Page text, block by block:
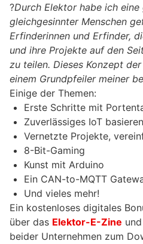
?Durch Elektor habe ich
gleichgesinnter Menschen
Erfinderinnen und Erfinder,
und ihre Projekte auf den
zu teilen. Dieses Konzept
einem Grundpfeiler meiner
Einige der Themen:
Erste Schritte mit
Zuverlässiges IoT
Vernetzte Projekte,
8-Bit-Gaming
Kunst mit Arduino
Ein CAN-to-MQTT
Und vieles mehr!
Ein kostenloses digitales
über das Elektor-E-Zine
beider Unternehmen zum